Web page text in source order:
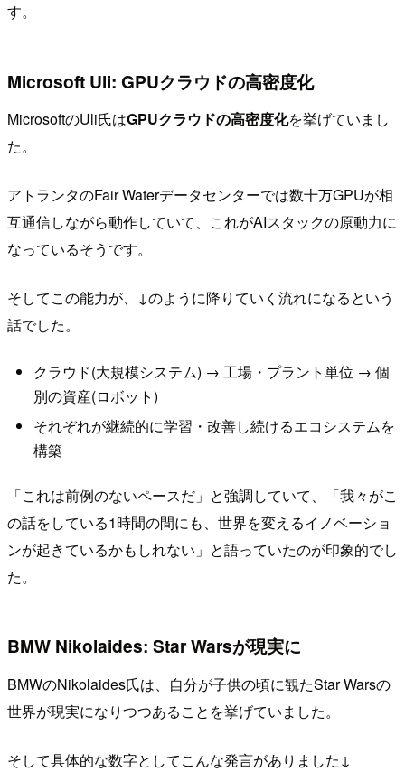
す。
Microsoft Uli: GPUクラウドの高密度化
MicrosoftのUli氏はGPUクラウドの高密度化を挙げていまし
た。
アトランタのFair Waterデータセンターでは数十万GPUが相
互通信しながら動作していて、これがAIスタックの原動力に
なっているそうです。
そしてこの能力が、↓のように降りていく流れになるという
話でした。
クラウド(大規模システム) → 工場・プラント単位 → 個
別の資産(ロボット)
それぞれが継続的に学習・改善し続けるエコシステムを
構築
「これは前例のないペースだ」と強調していて、「我々がこ
の話をしている1時間の間にも、世界を変えるイノベーショ
ンが起きているかもしれない」と語っていたのが印象的でし
た。
BMW Nikolaides: Star Warsが現実に
BMWのNikolaides氏は、自分が子供の頃に観たStar Warsの
世界が現実になりつつあることを挙げていました。
そして具体的な数字としてこんな発言がありました↓